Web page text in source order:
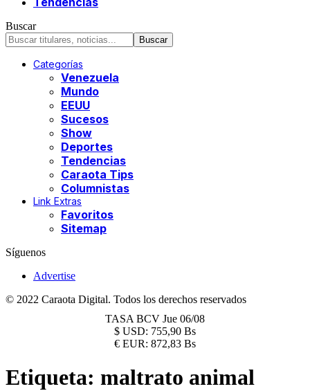
Buscar
Categorías
Venezuela
Mundo
EEUU
Sucesos
Show
Deportes
Tendencias
Caraota Tips
Columnistas
Link Extras
Favoritos
Sitemap
Síguenos
Advertise
© 2022 Caraota Digital. Todos los derechos reservados
TASA BCV Jue 06/08
$ USD: 755,90 Bs
€ EUR: 872,83 Bs
Etiqueta: maltrato animal